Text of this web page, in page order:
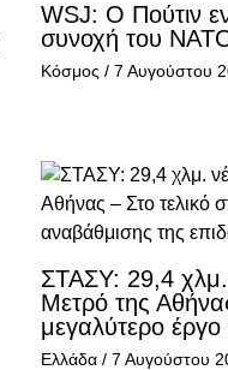
WSJ: Ο Πούτιν
συνοχή του ΝΑΤΟ
Κόσμος / 7 Αυγούστου
ΣΤΑΣΥ: 29,4 χλμ.
Μετρό της
μεγαλύτερο
Ελλάδα/ 7 Αυγούστου